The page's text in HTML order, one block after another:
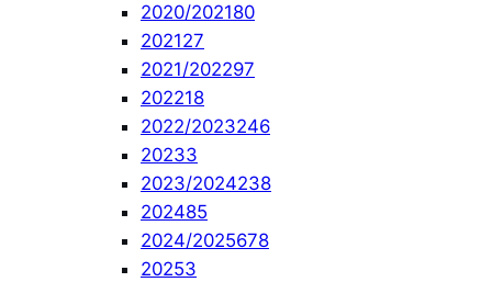
2020/202180
202127
2021/202297
202218
2022/2023246
20233
2023/2024238
202485
2024/2025678
20253